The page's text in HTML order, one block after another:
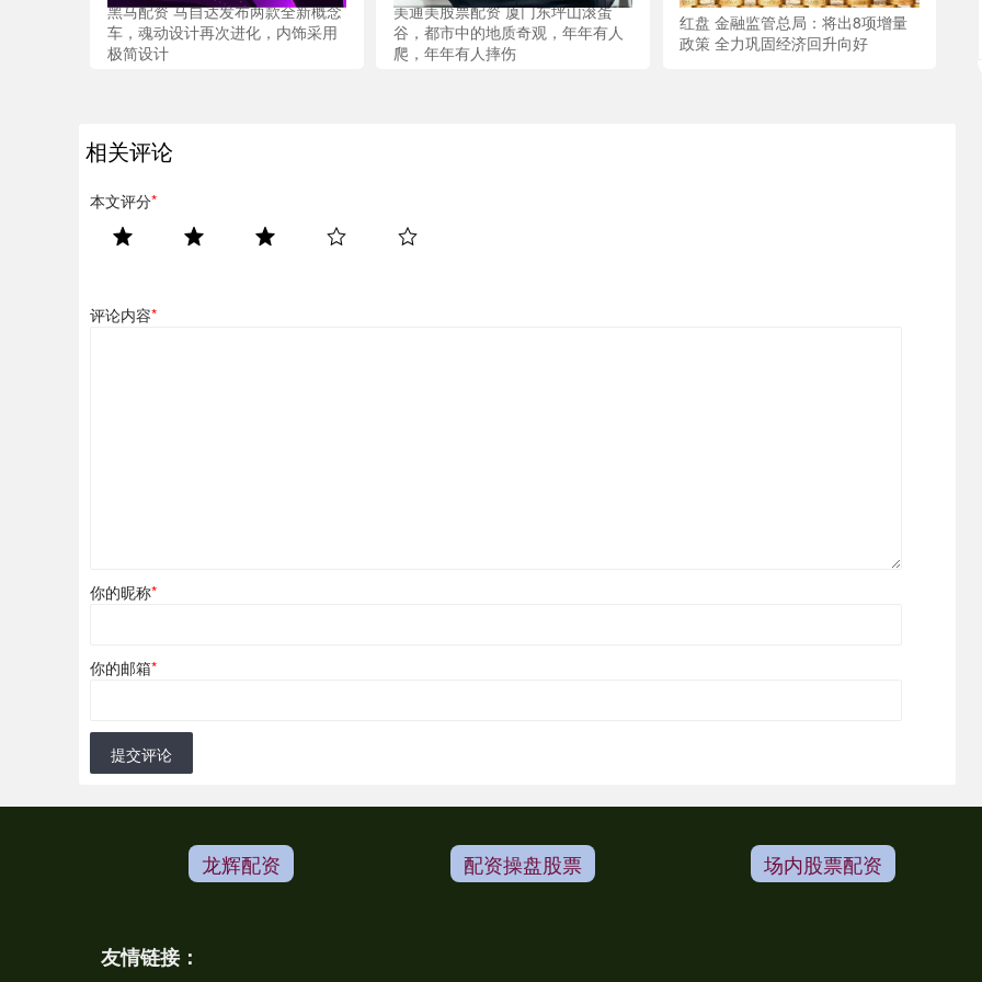
黑马配资 马自达发布两款全新概念
车，魂动设计再次进化，内饰采用
极简设计
美通美股票配资 厦门东坪山滚蛋
谷，都市中的地质奇观，年年有人
爬，年年有人摔伤
红盘 金融监管总局：将出8项增量
政策 全力巩固经济回升向好
相关评论
本文评分*
评论内容*
你的昵称*
你的邮箱*
提交评论
龙辉配资 配资操盘股票 场内股票配资
友情链接：